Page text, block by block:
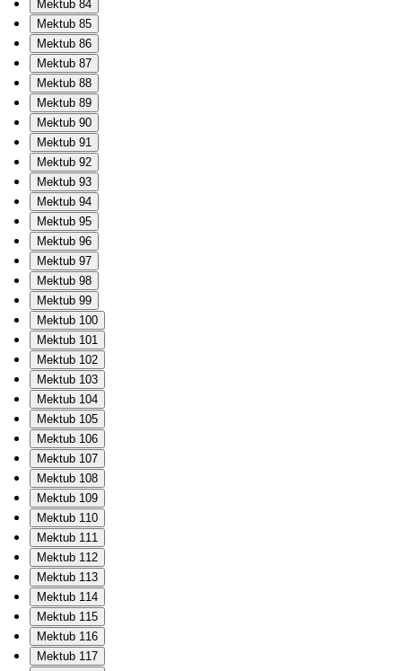
Mektub 84
Mektub 85
Mektub 86
Mektub 87
Mektub 88
Mektub 89
Mektub 90
Mektub 91
Mektub 92
Mektub 93
Mektub 94
Mektub 95
Mektub 96
Mektub 97
Mektub 98
Mektub 99
Mektub 100
Mektub 101
Mektub 102
Mektub 103
Mektub 104
Mektub 105
Mektub 106
Mektub 107
Mektub 108
Mektub 109
Mektub 110
Mektub 111
Mektub 112
Mektub 113
Mektub 114
Mektub 115
Mektub 116
Mektub 117